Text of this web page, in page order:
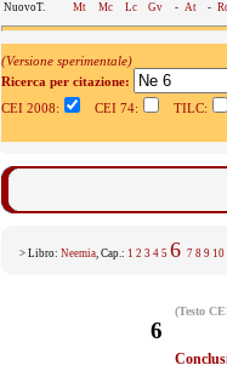
NuovoT. Mt Mc Lc Gv - At -
(Versione sperimentale)
Ricerca per citazione:
CEI 2008:
CEI 74: TILC:
> Libro: Neemia, Cap.: 1 2 3 4 5 6 7 8 9 10
(Testo
6